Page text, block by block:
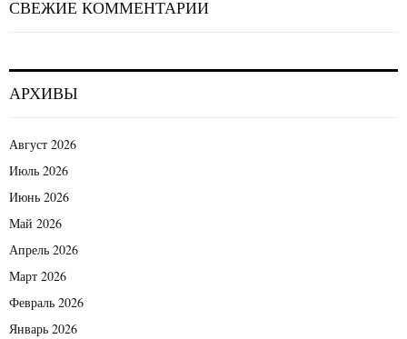
СВЕЖИЕ КОММЕНТАРИИ
АРХИВЫ
Август 2026
Июль 2026
Июнь 2026
Май 2026
Апрель 2026
Март 2026
Февраль 2026
Январь 2026